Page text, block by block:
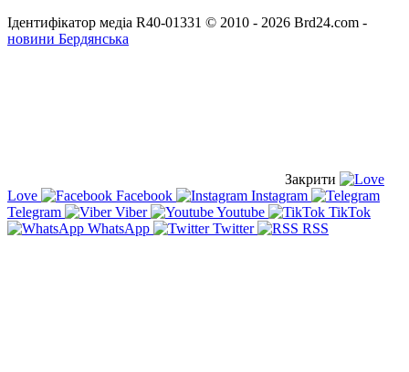
Ідентифікатор медіа R40-01331 © 2010 - 2026 Brd24.com -
новини Бердянська
Закрити
Love
Facebook
Instagram
Telegram
Viber Youtube
TikTok
WhatsApp
Twitter RSS